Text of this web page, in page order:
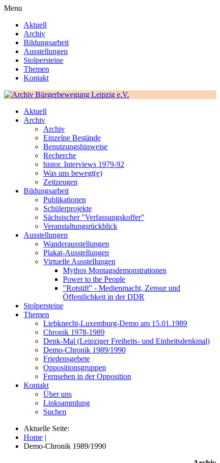
Menu
Aktuell
Archiv
Bildungsarbeit
Ausstellungen
Stolpersteine
Themen
Kontakt
Aktuell
Archiv
Archiv
Einzelne Bestände
Benutzungshinweise
Recherche
histor. Interviews 1979-92
Was uns bewegt(e)
Zeitzeugen
Bildungsarbeit
Publikationen
Schülerprojekte
Sächsischer "Verfassungskoffer"
Veranstaltungsrückblick
Ausstellungen
Wanderausstellungen
Plakat-Ausstellungen
Virtuelle Ausstellungen
Mythos Montagsdemonstrationen
Power to the People
"Rotstift" - Medienmacht, Zensur und
Öffentlichkeit in der DDR
Stolpersteine
Themen
Liebknecht-Luxemburg-Demo am 15.01.1989
Chronik 1978-1989
Denk-Mal (Leipziger Freiheits- und Einheitsdenkmal)
Demo-Chronik 1989/1990
Friedensgebete
Oppositionsgruppen
Fernsehen in der Opposition
Kontakt
Über uns
Linksammlung
Suchen
Aktuelle Seite:
Home |
Demo-Chronik 1989/1990